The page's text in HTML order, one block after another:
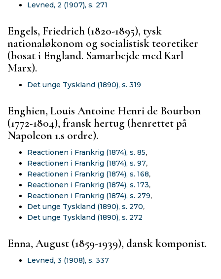
Levned, 2 (1907), s. 271
Engels, Friedrich (1820-1895), tysk
nationaløkonom og socialistisk teoretiker
(bosat i England. Samarbejde med Karl
Marx).
Det unge Tyskland (1890), s. 319
Enghien, Louis Antoine Henri de Bourbon
(1772-1804), fransk hertug (henrettet på
Napoleon 1.s ordre).
Reactionen i Frankrig (1874), s. 85,
Reactionen i Frankrig (1874), s. 97,
Reactionen i Frankrig (1874), s. 168,
Reactionen i Frankrig (1874), s. 173,
Reactionen i Frankrig (1874), s. 279,
Det unge Tyskland (1890), s. 270,
Det unge Tyskland (1890), s. 272
Enna, August (1859-1939), dansk komponist.
Levned, 3 (1908), s. 337